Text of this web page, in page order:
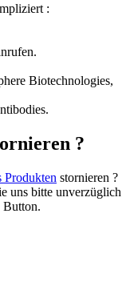
:
Biotechnologies,
?
Produkten stornieren ?
uns bitte unverzüglich
Button.